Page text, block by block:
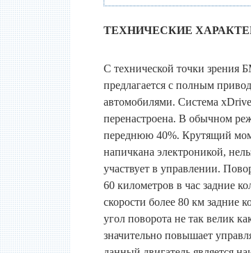
ТЕХНИЧЕСКИЕ
С технической точки зрения
предлагается с полным
автомобилями. Система
перенастроена. В обычном
переднюю 40%. Крутящий
напичкана электроникой,
участвует в управлении.
60 километров в час задние
скорости более 80 км задние
угол поворота не так велик
значительно повышает